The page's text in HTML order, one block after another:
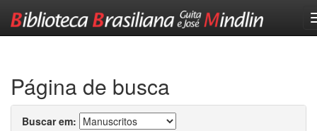
Página de busca
Buscar em: